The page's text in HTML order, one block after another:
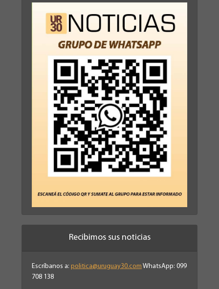
Recibimos sus noticias
Escríbanos a: politica@uruguay30.com WhatsApp: 099
708 138